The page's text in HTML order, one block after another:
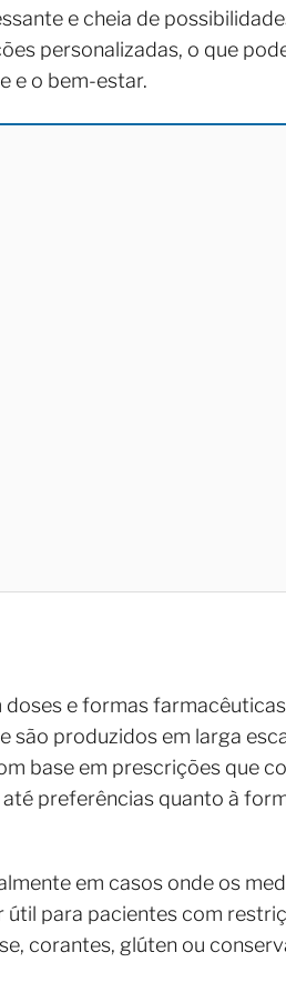
e cheia de
personalizadas, o que
e o bem-estar.
e formas
são produzidos em larga
base em prescrições que
preferências quanto à
em casos onde os
útil para pacientes com
corantes, glúten ou